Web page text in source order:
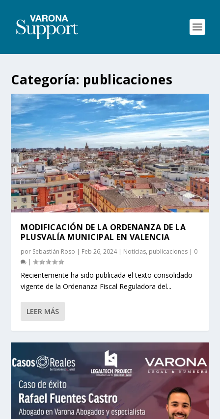
Categoría: publicaciones
MODIFICACIÓN DE LA ORDENANZA DE LA
PLUSVALÍA MUNICIPAL EN VALENCIA
por Sebastián Roso | Feb 26, 2024| Noticias, publicaciones | 0
|
Recientemente ha sido publicada el texto consolidado
vigente de la Ordenanza Fiscal Reguladora del...
LEER MÁS